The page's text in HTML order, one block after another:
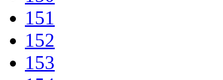
151
152
153